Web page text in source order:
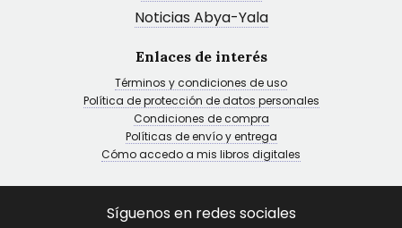
Noticias Abya-Yala
Enlaces de interés
Términos y condiciones de uso
Política de protección de datos personales
Condiciones de compra
Políticas de envío y entrega
Cómo accedo a mis libros digitales
Síguenos en redes sociales